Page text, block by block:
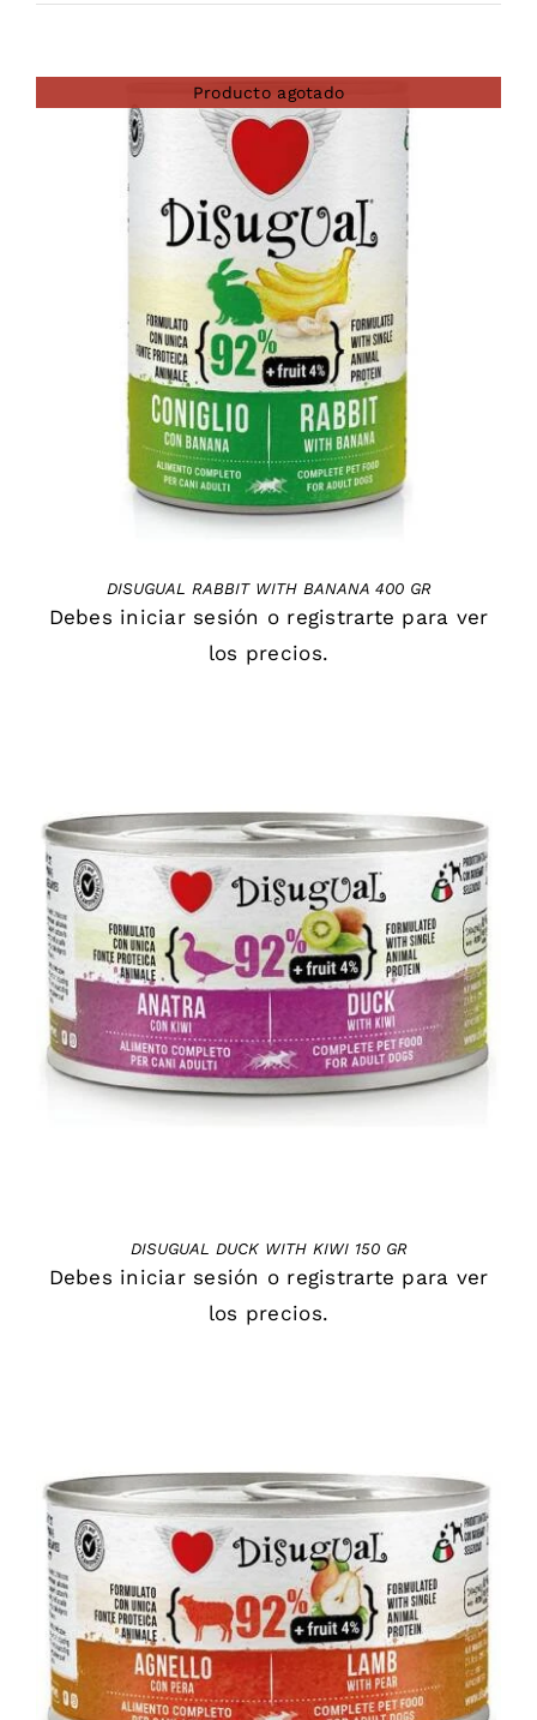
Producto agotado
DETAILS
DISUGUAL RABBIT WITH BANANA 400 GR
Debes iniciar sesión o registrarte para ver
los precios.
DETAILS
DISUGUAL DUCK WITH KIWI 150 GR
Debes iniciar sesión o registrarte para ver
los precios.
DETAILS